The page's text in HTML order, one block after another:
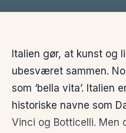
Italien gør, at kunst og
ubesværet sammen.
som ‘bella vita’. Italien
historiske navne som
Vinci og Botticelli. Men